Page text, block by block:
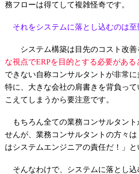
務フローは得てして複雑怪奇です。
それをシステムに落とし込むのは至
システム構築は目先のコスト改善
な視点でERPを目的とする必要がある
できない自称コンサルタントが非常に
特に、大きな会社の肩書きを背負っ
こえてしまうから要注意です。
もちろん全ての業務コンサルタント
せんが、業務コンサルタントの方々
はシステムエンジニアの責任だ！」と
そんなわけで、システムに落とし込